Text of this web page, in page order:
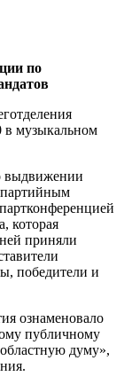
по
в музыкальном
выдвижении
партийным
которая
приняли
победители и
ознаменовало
публичному
думу»,